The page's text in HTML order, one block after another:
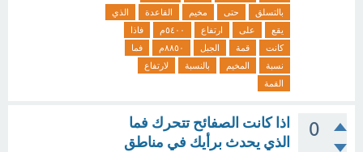
بالتسلق
حتى مخيم القاعدة
الذي
يقع
على ارتفاع ٥٤٠٠م
فاذا
كانت
قمة الجبل ٨٨٥٠م
فما
نسبة
المخيم بالنسبة
لارتفاع
القمة
0
اذا كانت الصفائح تتحرك فما
الذي يحدث برأيك في مناطق